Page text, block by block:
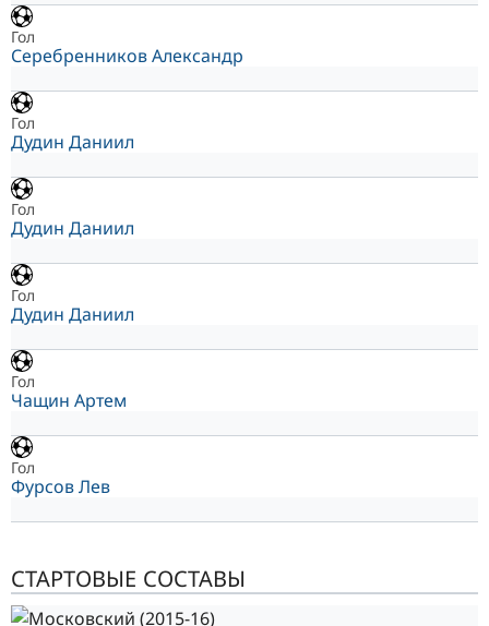
Гол
Серебренников Александр
Гол
Дудин Даниил
Гол
Дудин Даниил
Гол
Дудин Даниил
Гол
Чащин Артем
Гол
Фурсов Лев
СТАРТОВЫЕ СОСТАВЫ